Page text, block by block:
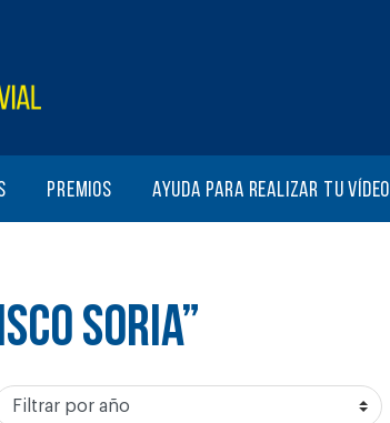
Premios Ayuda para realizar tu vídeo
SORIA”